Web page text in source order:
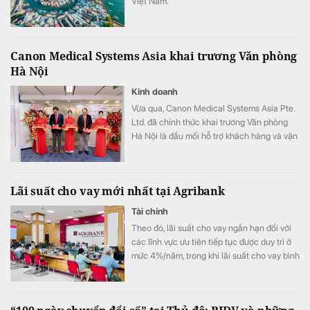
Canon Medical Systems Asia khai trương Văn phòng
Hà Nội
Kinh doanh
Vừa qua, Canon Medical Systems Asia Pte.
Ltd. đã chính thức khai trương Văn phòng
Hà Nội là đầu mối hỗ trợ khách hàng và vận
Lãi suất cho vay mới nhất tại Agribank
Tài chính
Theo đó, lãi suất cho vay ngắn hạn đối với
các lĩnh vực ưu tiên tiếp tục được duy trì ở
mức 4%/năm, trong khi lãi suất cho vay bình